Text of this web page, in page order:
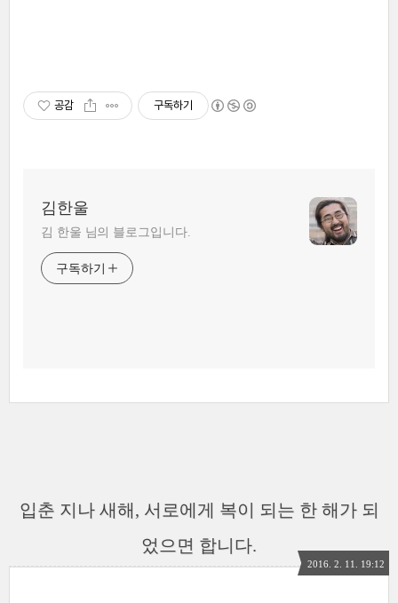
공감 구독하기
김한울
김 한울 님의 블로그입니다.
구독하기
입춘 지나 새해, 서로에게 복이 되는 한 해가 되
었으면 합니다.
2016. 2. 11. 19:12